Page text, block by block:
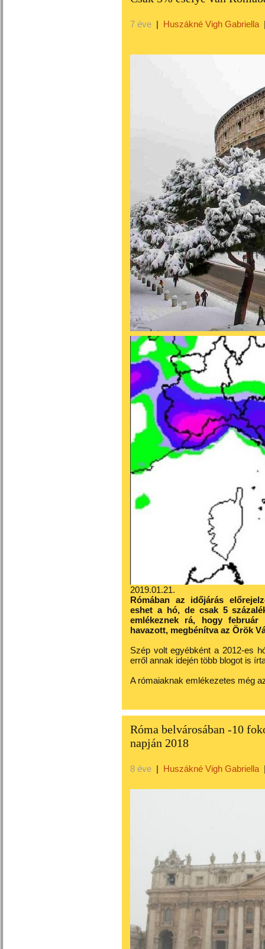
7 éve | Huszákné Vigh Gabriella
2019.01.21.
Rómában az időjárás
eshet a hó, de csak 5
emlékeznek rá, hogy február
havazott, megbénítva az Örök
Szép volt egyébként a 2012-es
erről annak idején több blogot is
A rómaiaknak emlékezetes még
Róma belvárosában -10
napján 2018
8 éve | Huszákné Vigh Gabriella